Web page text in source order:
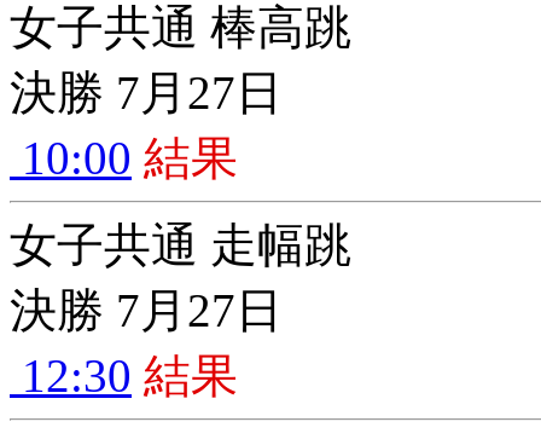
女子共通 棒高跳
決勝 7月27日
10:00 結果
女子共通 走幅跳
決勝 7月27日
12:30 結果